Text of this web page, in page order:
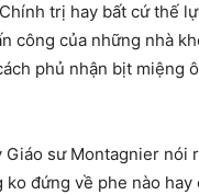
trị hay bất cứ thế
công của những nhà
phủ nhận bịt miệng
Giáo sư Montagnier nói
ko đứng về phe nào hay